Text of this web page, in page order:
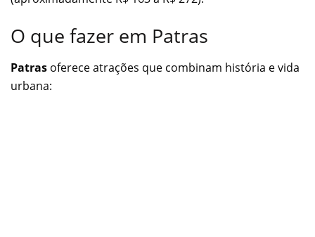
O que fazer em Patras
Patras oferece atrações que combinam história e vida
urbana: